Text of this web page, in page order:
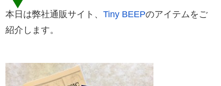
本日は弊社通販サイト、Tiny BEEPのアイテムをご
紹介します。